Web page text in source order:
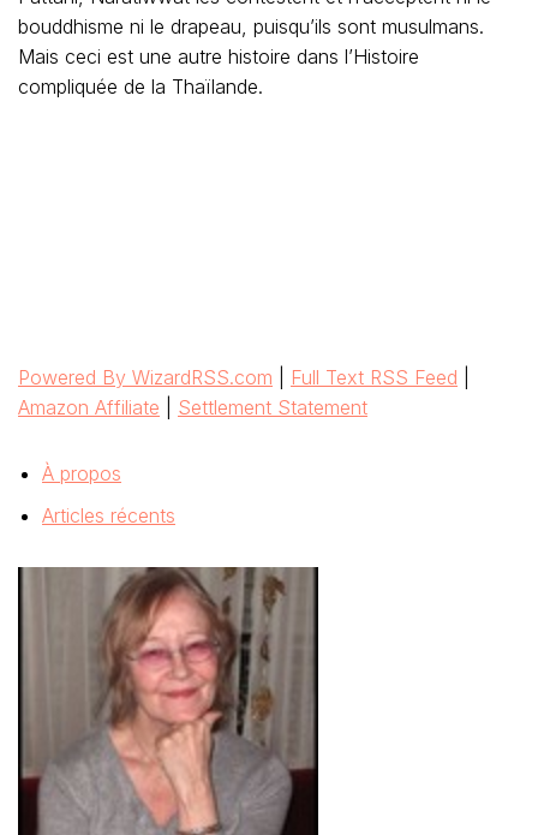
bouddhisme ni le drapeau, puisqu’ils sont musulmans.
Mais ceci est une autre histoire dans l’Histoire
compliquée de la Thaïlande.
Michèle Jullian
Partage ma vie entre Thaïlande et Paris ... Intérêts: les
voyages, la photo, l’écriture, vient d’écrire un roman "théâtre
d'ombres" qui a pour décor la Malaisie et la Thaïlande